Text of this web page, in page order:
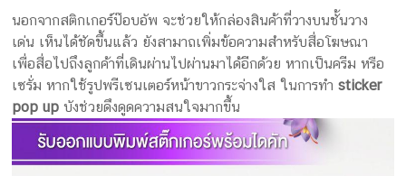
นอกจากสติกเกอร์ป๊อบอัพ จะช่วยให้กล่องสินค้าที่วางบนชั้นวาง
เด่น เห็นได้ชัดขึ้นแล้ว ยังสามาถเพิ่มข้อความสำหรับสื่อโฆษณา
เพื่อสื่อไปถึงลูกค้าที่เดินผ่านไปผ่านมาได้อีกด้วย หากเป็นครีม หรือ
เซรั่ม หากใช้รูปพรีเซนเตอร์หน้าขาวกระจ่างใส ในการทำsticker
pop up บังช่วยดึงดูดความสนใจมากขึ้น